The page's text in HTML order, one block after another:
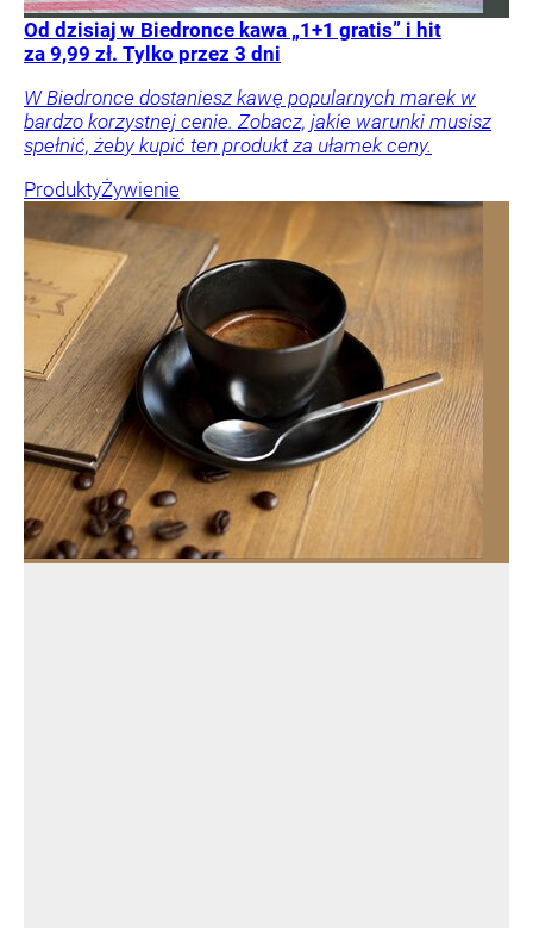
Od dzisiaj w Biedronce kawa „1+1 gratis” i hit
za 9,99 zł. Tylko przez 3 dni
W Biedronce dostaniesz kawę popularnych marek w
bardzo korzystnej cenie. Zobacz, jakie warunki musisz
spełnić, żeby kupić ten produkt za ułamek ceny.
ProduktyŻywienie